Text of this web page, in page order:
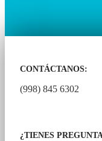
CONTÁCTANOS:
(998) 845 6302
¿TIENES